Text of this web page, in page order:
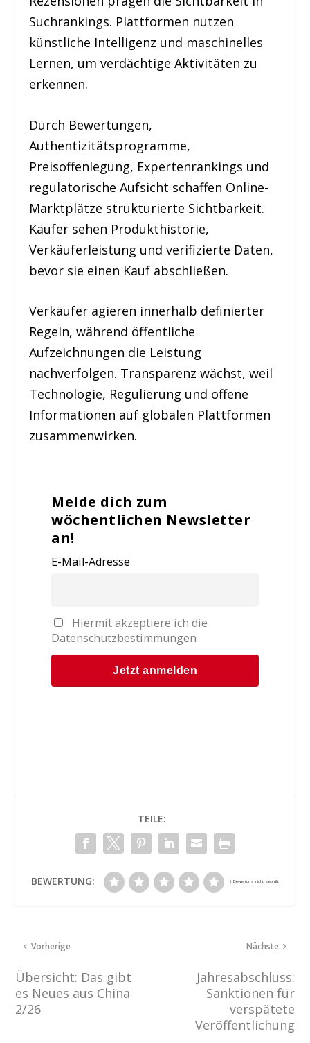
Suchrankings. Plattformen nutzen
künstliche Intelligenz und maschinelles
Lernen, um verdächtige Aktivitäten zu
erkennen.
Durch Bewertungen,
Authentizitätsprogramme,
Preisoffenlegung, Expertenrankings und
regulatorische Aufsicht schaffen Online-
Marktplätze strukturierte Sichtbarkeit.
Käufer sehen Produkthistorie,
Verkäuferleistung und verifizierte Daten,
bevor sie einen Kauf abschließen.
Verkäufer agieren innerhalb definierter
Regeln, während öffentliche
Aufzeichnungen die Leistung
nachverfolgen. Transparenz wächst, weil
Technologie, Regulierung und offene
Informationen auf globalen Plattformen
zusammenwirken.
Melde dich zum
wöchentlichen Newsletter
an!
E-Mail-Adresse
Hiermit akzeptiere ich die
Datenschutzbestimmungen
TEILE:
BEWERTUNG:
Vorherige
Übersicht: Das gibt
es Neues aus China
2/26
Nächste
Jahresabschluss:
Sanktionen für
verspätete
Veröffentlichung